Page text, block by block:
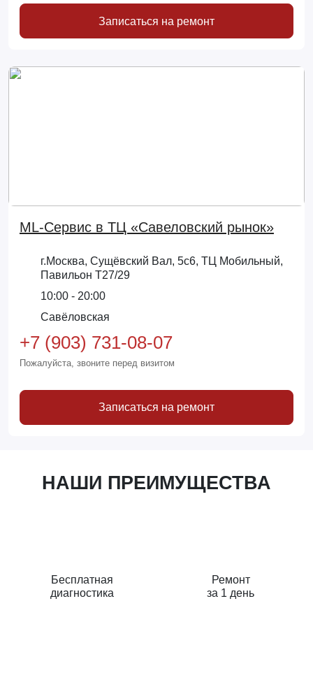
Записаться на ремонт
ML-Сервис в ТЦ «Савеловский рынок»
г.Москва, Сущёвский Вал, 5с6, ТЦ Мобильный,
Павильон Т27/29
10:00 - 20:00
Савёловская
+7 (903) 731-08-07
Пожалуйста, звоните перед визитом
Записаться на ремонт
НАШИ ПРЕИМУЩЕСТВА
Бесплатная
диагностика
Ремонт
за 1 день